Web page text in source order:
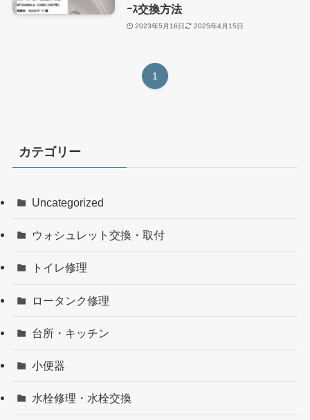
ｰｽ交換方法
2023年5月16日 2025年4月15日
1
カテゴリー
Uncategorized
ウォシュレット交換・取付
トイレ修理
ロータンク修理
台所・キッチン
小便器
水栓修理・水栓交換